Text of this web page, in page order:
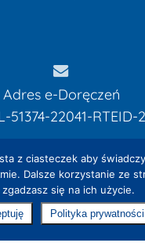
Koszyk
Adres e-Doręczeń
51374-22041-RTEID-
Designed by
internetowe Szczecin
z ciasteczek aby
Dalsze korzystanie ze
zgadzasz się na ich użycie.
Polityka prywatności